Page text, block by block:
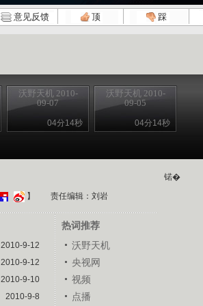
意见反馈 顶 踩
沃野天机 2010-
09-07
04分14秒
沃野天机 2010-
09-05
04分14秒
锘�
】 责任编辑：刘岩
2010-9-12
2010-9-12
2010-9-10
2010-9-8
热词推荐
沃野天机
央视网
视频
点播